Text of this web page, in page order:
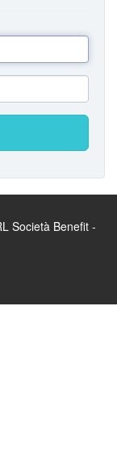
Società Benefit -